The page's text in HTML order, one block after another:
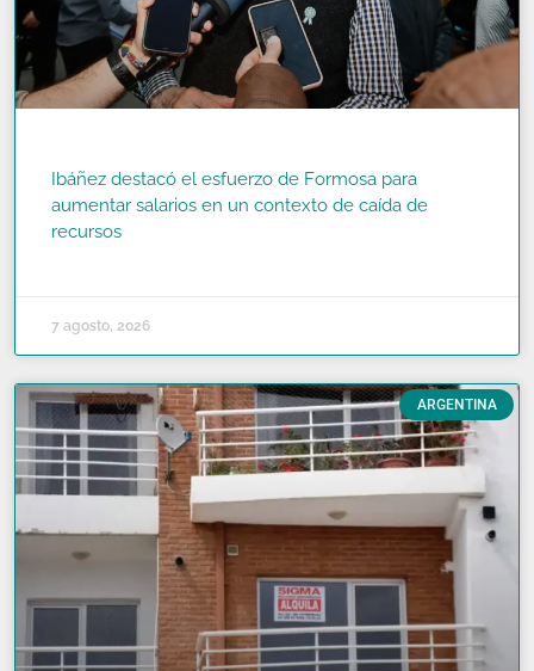
Ibáñez destacó el esfuerzo de Formosa para
aumentar salarios en un contexto de caída de
recursos
7 agosto, 2026
ARGENTINA